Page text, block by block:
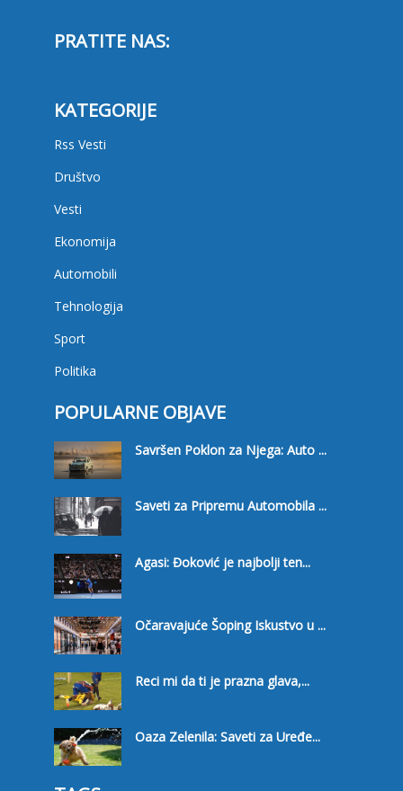
PRATITE NAS:
KATEGORIJE
Rss Vesti
Društvo
Vesti
Ekonomija
Automobili
Tehnologija
Sport
Politika
POPULARNE OBJAVE
Savršen Poklon za Njega: Auto ...
Saveti za Pripremu Automobila ...
Agasi: Đoković je najbolji ten...
Očaravajuće Šoping Iskustvo u ...
Reci mi da ti je prazna glava,...
Oaza Zelenila: Saveti za Uređe...